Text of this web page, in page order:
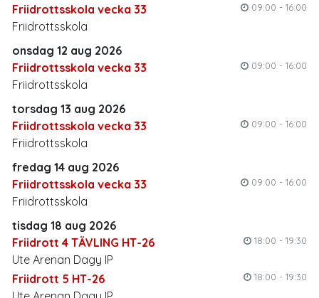
Friidrottsskola vecka 33
09:00 - 16:00
Friidrottsskola
onsdag 12 aug 2026
Friidrottsskola vecka 33
09:00 - 16:00
Friidrottsskola
torsdag 13 aug 2026
Friidrottsskola vecka 33
09:00 - 16:00
Friidrottsskola
fredag 14 aug 2026
Friidrottsskola vecka 33
09:00 - 16:00
Friidrottsskola
tisdag 18 aug 2026
Friidrott 4 TÄVLING HT-26
18:00 - 19:30
Ute Arenan Dagy IP
Friidrott 5 HT-26
18:00 - 19:30